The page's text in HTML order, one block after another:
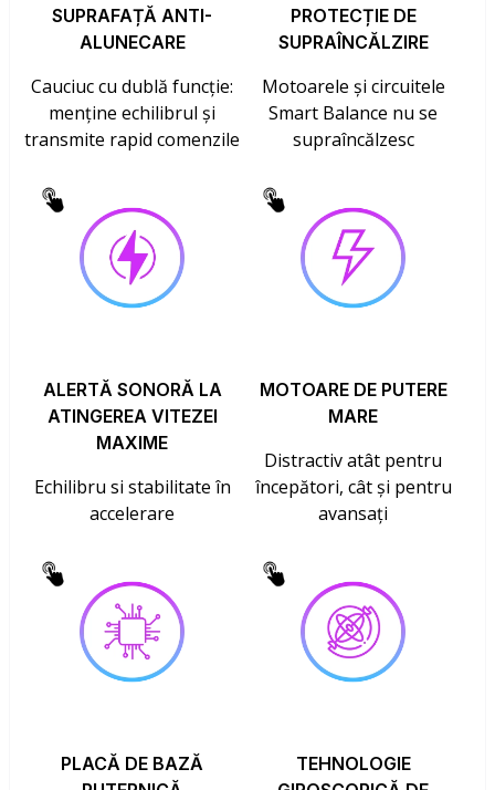
SUPRAFAȚĂ ANTI-
ALUNECARE
Cauciuc cu dublă funcție:
menține echilibrul și
transmite rapid comenzile
PROTECȚIE DE
SUPRAÎNCĂLZIRE
Motoarele și circuitele
Smart Balance nu se
supraîncălzesc
ALERTĂ SONORĂ LA
ATINGEREA VITEZEI
MAXIME
Echilibru si stabilitate în
accelerare
MOTOARE DE PUTERE
MARE
Distractiv atât pentru
începători, cât și pentru
avansați
PLACĂ DE BAZĂ
TEHNOLOGIE